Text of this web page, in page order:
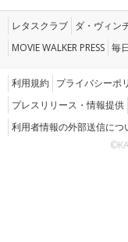
レタスクラブ ダ・ヴィン
MOVIE WALKER PRESS 毎
利用規約 プライバシーポ
プレスリリース・情報提供
利用者情報の外部送信につ